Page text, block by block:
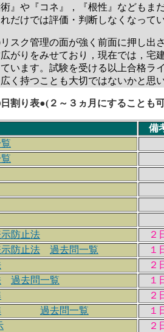
』や『コネ』，『根性』などもま
だけでは評価・判断しなくなって
スク管理の面が強く前面に押し出
がりをみせており，現在では，宅
います。試験を受ける以上合格ラ
く持つことも大切ではないかと思
割り表●(２～３ヵ月にすることも
備
示防止法
２
示防止法 過去問一覧
１
２
過去問一覧
１
２
過去問一覧
１
２